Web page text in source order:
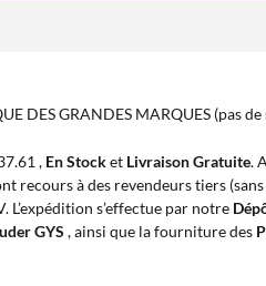
DES GRANDES MARQUES (pas
, En Stocket Livraison Gratuite.
recours à des revendeurs tiers
L’expédition s’effectue par notre
GYS , ainsi que la fourniture des